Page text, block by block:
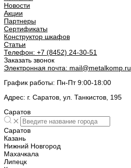
Новости
Акции
Партнеры
Сертификаты
Конструктор шкафов
Статьи
Телефон: +7 (8452) 24-30-51
Заказать звонок
Электронная почта: mail@metalkomp.ru
График работы: Пн-Пт 9:00-18:00
Адрес: г. Саратов, ул. Танкистов, 195
Саратов
Саратов
Казань
Нижний Новгород
Махачкала
Липецк